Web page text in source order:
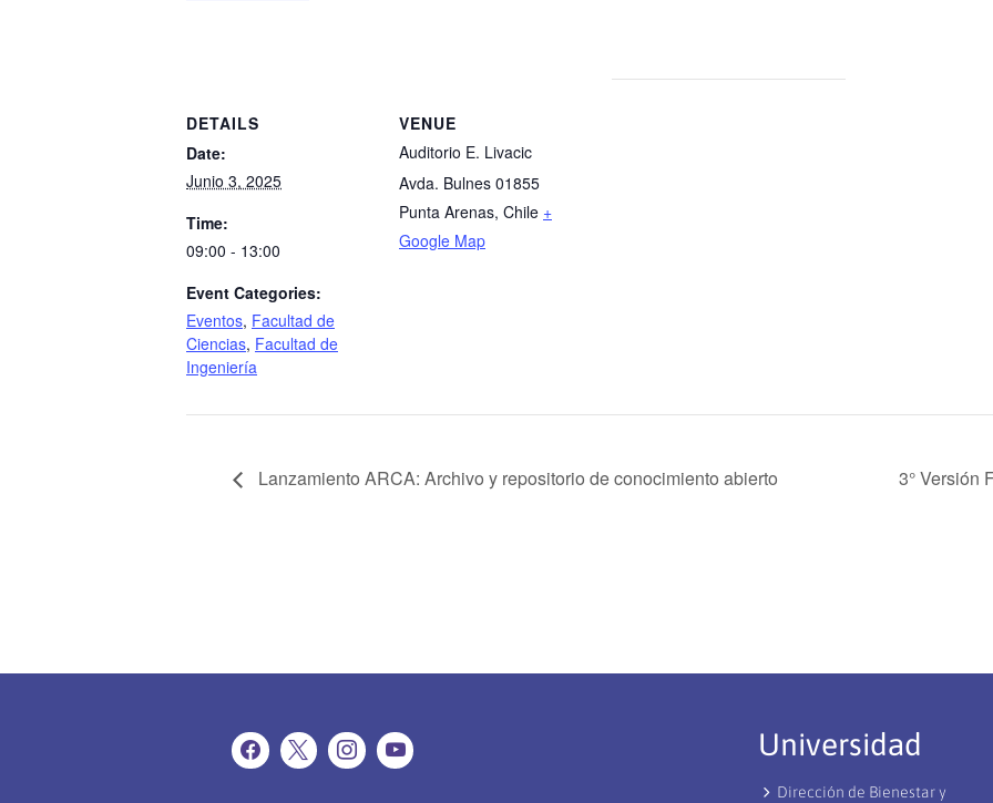
DETAILS
Date:
Junio 3, 2025
Time:
09:00 - 13:00
Event Categories:
Eventos, Facultad de
Ciencias, Facultad de
Ingeniería
VENUE
Auditorio E. Livacic
Avda. Bulnes 01855
Punta Arenas, Chile +
Google Map
Lanzamiento ARCA: Archivo y repositorio de conocimiento abierto 3° Versión
Universidad
Dirección de Bienestar y